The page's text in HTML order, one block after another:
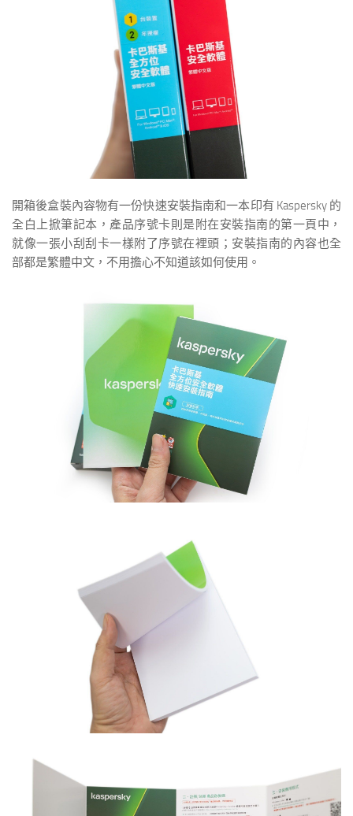
開箱後盒裝內容物有一份快速安裝指南和一本印有 Kaspersky 的
全白上掀筆記本，產品序號卡則是附在安裝指南的第一頁中，
就像一張小刮刮卡一樣附了序號在裡頭；安裝指南的內容也全
部都是繁體中文，不用擔心不知道該如何使用。